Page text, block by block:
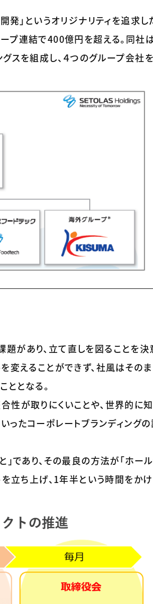
発」というオリジナリティを追求し
プ連結で400億円を超える。同社
スを組成し、４つのグループ会社
があり、立て直しを図ることを決
変えることができず、社風はその
ととなる。
性が取りにくいことや、世界的に
たコーポレートブランディング
であり、その最良の方法が「ホー
を立ち上げ、1年半という時間をか